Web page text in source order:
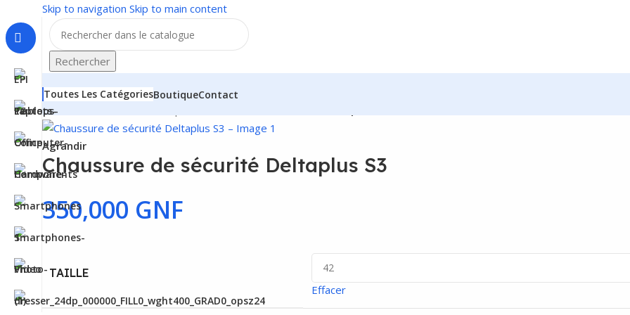
Skip to navigation Skip to main content
Rechercher
Toutes Les CatégoriesBoutiqueContact
Accueil
Agrandir
Chaussure de sécurité Deltaplus S3
350,000 GNF
TAILLE
Effacer